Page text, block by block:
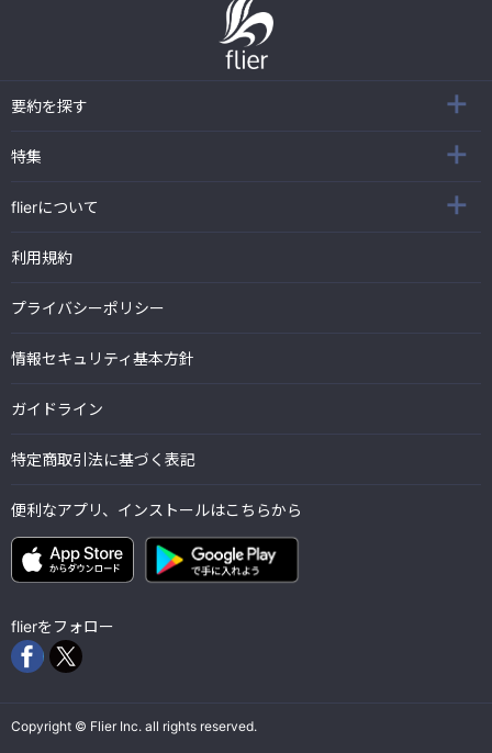
要約を探す
特集
flierについて
利用規約
プライバシーポリシー
情報セキュリティ基本方針
ガイドライン
特定商取引法に基づく表記
便利なアプリ、インストールはこちらから
flierをフォロー
Copyright © Flier Inc. all rights reserved.